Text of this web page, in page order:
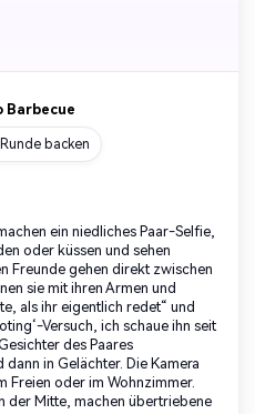
Barbecue
backen
ein niedliches Paar-Selfie,
oder küssen und sehen
Freunde gehen direkt zwischen
sie mit ihren Armen und
als ihr eigentlich redet“ und
Versuch, ich schaue ihn seit
des Paares
in Gelächter. Die Kamera
Freien oder im Wohnzimmer.
der Mitte, machen übertriebene
KI-
Starten→